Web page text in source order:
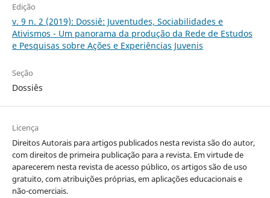
Edição
v. 9 n. 2 (2019): Dossiê: Juventudes, Sociabilidades e
Ativismos - Um panorama da produção da Rede de Estudos
e Pesquisas sobre Ações e Experiências Juvenis
Seção
Dossiês
Licença
Direitos Autorais para artigos publicados nesta revista são do autor,
com direitos de primeira publicação para a revista. Em virtude de
aparecerem nesta revista de acesso público, os artigos são de uso
gratuito, com atribuições próprias, em aplicações educacionais e
não-comerciais.